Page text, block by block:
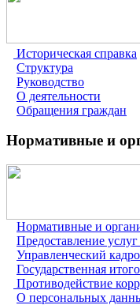
Историческая справка
Структура
Руководство
О деятельности
Обращения граждан
Нормативные и
Нормативные и
Предоставление
Управленческий
Государственная
Противодействие
О персональных